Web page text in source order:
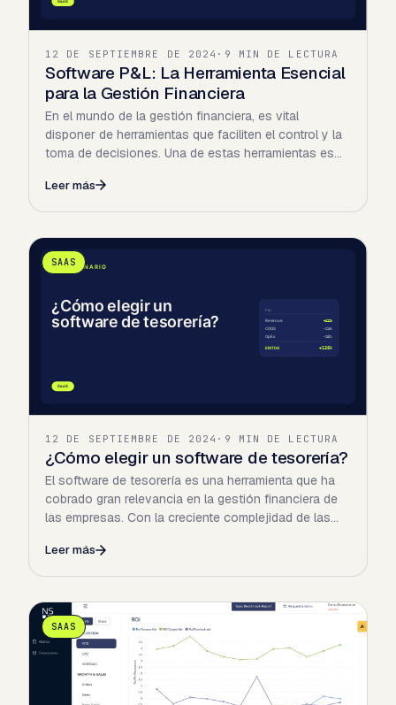
12 DE SEPTIEMBRE DE 2024 · 9 MIN DE LECTURA
Software P&L: La Herramienta Esencial
para la Gestión Financiera
En el mundo de la gestión financiera, es vital
disponer de herramientas que faciliten el control y la
toma de decisiones. Una de estas herramientas es
Leer más
SAAS
12 DE SEPTIEMBRE DE 2024 · 9 MIN DE LECTURA
¿Cómo elegir un software de tesorería?
El software de tesorería es una herramienta que ha
cobrado gran relevancia en la gestión financiera de
las empresas. Con la creciente complejidad de las…
Leer más
SAAS